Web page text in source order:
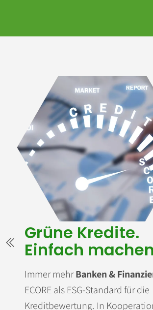
Grüne Kredite.
Einfach
Immer mehrBanken &
ECORE als ESG-Standard für die
Kreditbewertung. In